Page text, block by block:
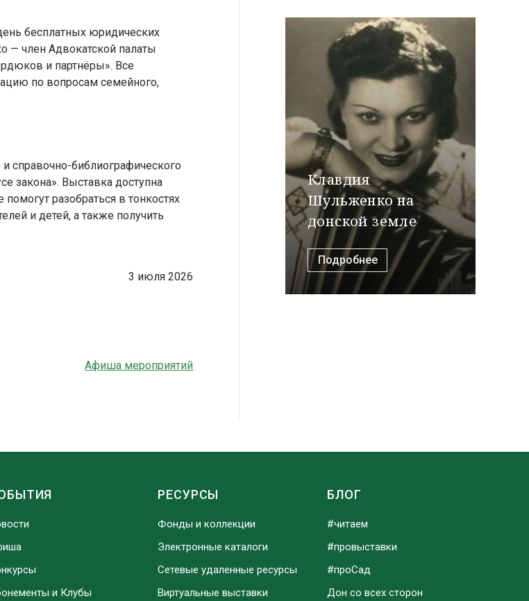
бесплатных юридических
— член Адвокатской палаты
и партнёры». Все
по вопросам семейного,
справочно-библиографического
закона». Выставка доступна
разобраться в тонкостях
и детей, а также получить
3 июля 2026
Афиша мероприятий
Клавдия
Шульженко на
донской земле
Подробнее
и Клубы
РЕСУРСЫ
Фонды и коллекции
Электронные каталоги
Сетевые удаленные ресурсы
Виртуальные выставки
БЛОГ
#читаем
#провыставки
#проСад
Дон со всех сторон